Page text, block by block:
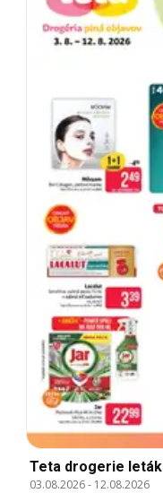
Teta drogerie leták
03.08.2026- 12.08.2026